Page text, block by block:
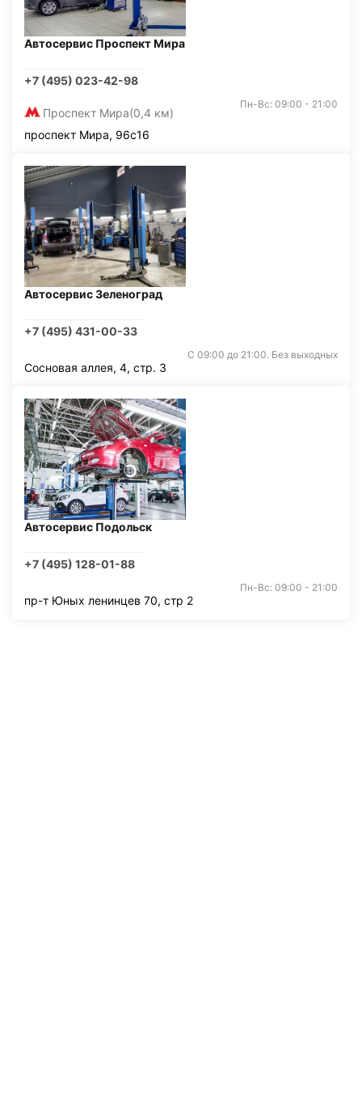
Автосервис Проспект Мира
+7 (495) 023-42-98
Проспект Мира(0,4 км)
Пн-Вс: 09:00 - 21:00
проспект Мира, 96с16
Автосервис Зеленоград
+7 (495) 431-00-33
С 09:00 до 21:00. Без выходных
Сосновая аллея, 4, стр. 3
Автосервис Подольск
+7 (495) 128-01-88
Пн-Вс: 09:00 - 21:00
пр-т Юных ленинцев 70, стр 2